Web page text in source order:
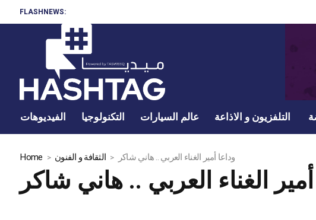
FLASHNEWS:
الفيديوهات التكنولوجيا عالم السيارات التلفزيون و الاذاعة
Home الثقافة و الفنون وداعا أمير الغناء العربي .. هاني شاكر
الغناء العربي .. هاني شاكر